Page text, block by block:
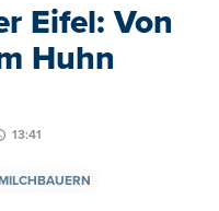
Eifel: Von
Huhn
13:41